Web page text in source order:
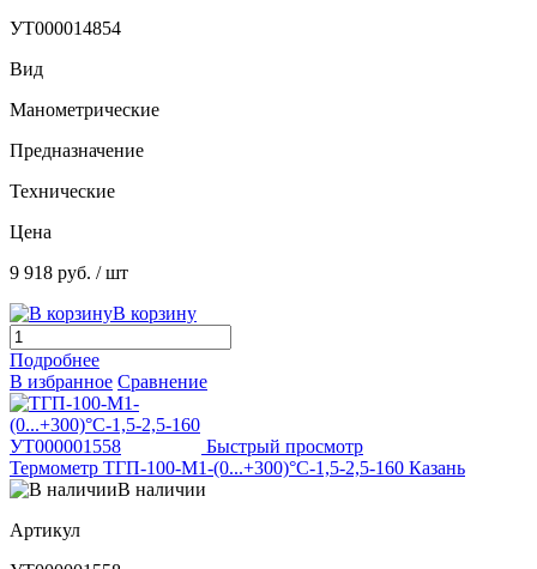
УТ000014854
Вид
Манометрические
Предназначение
Технические
Цена
9 918 руб. / шт
В корзину
Подробнее
В избранное Сравнение
Быстрый просмотр
Термометр ТГП-100-М1-(0...+300)°С-1,5-2,5-160 Казань
В наличии
Артикул